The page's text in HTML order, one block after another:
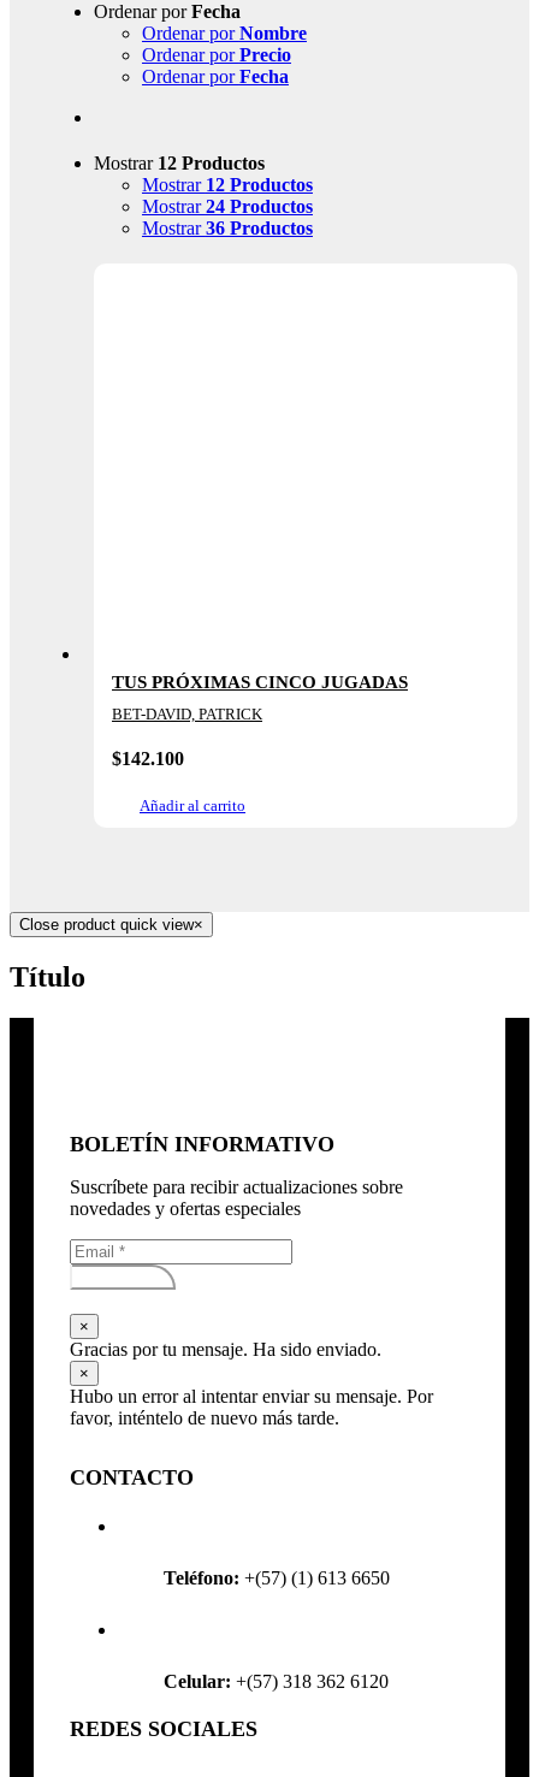
Ordenar porFecha
Ordenar porNombre
Ordenar porPrecio
Ordenar porFecha
Mostrar 12 Productos
Mostrar 12 Productos
Mostrar24 Productos
Mostrar36 Productos
TUS PRÓXIMAS CINCO JUGADAS
BET-DAVID, PATRICK
$142.100
Añadir al carrito
Close product quick view×
Título
BOLETÍN INFORMATIVO
Suscríbete para recibir actualizaciones sobre
novedades y ofertas especiales
Subscribirse
×
Gracias por tu mensaje. Ha sido enviado.
×
Hubo un error al intentar enviar su mensaje. Por
favor, inténtelo de nuevo más tarde.
CONTACTO
Teléfono: +(57) (1) 613 6650
Celular: +(57) 318 362 6120
REDES SOCIALES